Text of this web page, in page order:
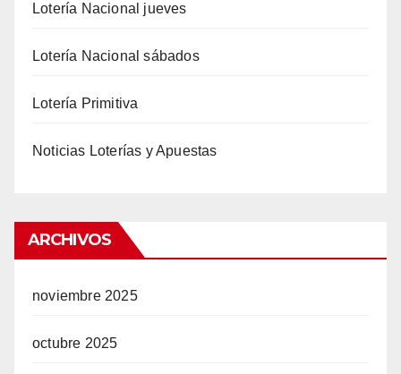
Lotería Nacional jueves
Lotería Nacional sábados
Lotería Primitiva
Noticias Loterías y Apuestas
ARCHIVOS
noviembre 2025
octubre 2025